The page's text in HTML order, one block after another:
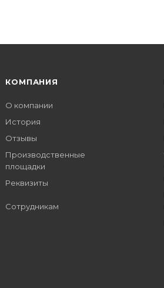
КОМПАНИЯ
О компании
История
Отзывы
Производственные
площадки
Реквизиты
Сотрудникам